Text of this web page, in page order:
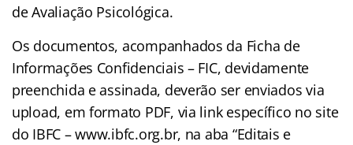
de Avaliação Psicológica.
Os documentos, acompanhados da Ficha de
Informações Confidenciais – FIC, devidamente
preenchida e assinada, deverão ser enviados via
upload, em formato PDF, via link específico no site
do IBFC – www.ibfc.org.br, na aba “Editais e